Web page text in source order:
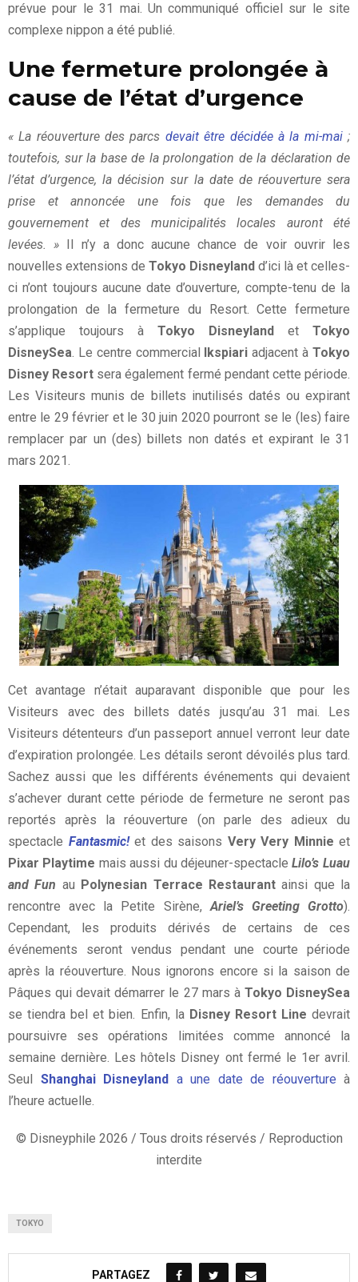
prévue pour le 31 mai. Un communiqué officiel sur le site
complexe nippon a été publié.
Une fermeture prolongée à
cause de l’état d’urgence
« La réouverture des parcs devait être décidée à la mi-mai;
toutefois, sur la base de la prolongation de la déclaration de
l’état d’urgence, la décision sur la date de réouverture sera
prise et annoncée une fois que les demandes du
gouvernement et des municipalités locales auront été
levées. » Il n’y a donc aucune chance de voir ouvrir les
nouvelles extensions de Tokyo Disneyland d’ici là et celles-
ci n’ont toujours aucune date d’ouverture, compte-tenu de la
prolongation de la fermeture du Resort. Cette fermeture
s’applique toujours à Tokyo Disneyland et Tokyo
DisneySea. Le centre commercial Ikspiari adjacent àTokyo
Disney Resort sera également fermé pendant cette période.
Les Visiteurs munis de billets inutilisés datés ou expirant
entre le 29 février et le 30 juin 2020 pourront se le (les) faire
remplacer par un (des) billets non datés et expirant le 31
mars 2021.
Cet avantage n’était auparavant disponible que pour les
Visiteurs avec des billets datés jusqu’au 31 mai. Les
Visiteurs détenteurs d’un passeport annuel verront leur date
d’expiration prolongée. Les détails seront dévoilés plus tard.
Sachez aussi que les différents événements qui devaient
s’achever durant cette période de fermeture ne seront pas
reportés après la réouverture (on parle des adieux du
spectacle Fantasmic!et des saisons Very Very Minnie et
Pixar Playtime mais aussi du déjeuner-spectacleLilo’s Luau
and Fun au Polynesian Terrace Restaurantainsi que la
rencontre avec la Petite Sirène,Ariel’s Greeting Grotto).
Cependant, les produits dérivés de certains de ces
événements seront vendus pendant une courte période
après la réouverture. Nous ignorons encore si la saison de
Pâques qui devait démarrer le 27 mars à Tokyo DisneySea
se tiendra bel et bien. Enfin, la Disney Resort Line devrait
poursuivre ses opérations limitées comme annoncé la
semaine dernière. Les hôtels Disney ont fermé le 1er avril.
Seul Shanghai Disneyland a une date de réouverture à
l’heure actuelle.
© Disneyphile 2026 / Tous droits réservés / Reproduction
interdite
TOKYO
PARTAGEZ